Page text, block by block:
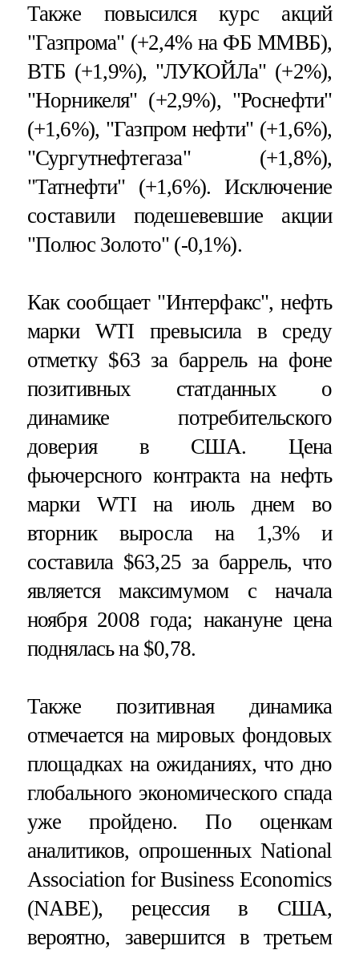
Также повысился курс акций
"Газпрома" (+2,4% на ФБ ММВБ),
ВТБ (+1,9%), "ЛУКОЙЛа" (+2%),
"Норникеля" (+2,9%), "Роснефти"
(+1,6%), "Газпром нефти" (+1,6%),
"Сургутнефтегаза" (+1,8%),
"Татнефти" (+1,6%). Исключение
составили подешевевшие акции
"Полюс Золото" (-0,1%).
Как сообщает "Интерфакс", нефть
марки WTI превысила в среду
отметку $63 за баррель на фоне
позитивных статданных о
динамике потребительского
доверия в США. Цена
фьючерсного контракта на нефть
марки WTI на июль днем во
вторник выросла на 1,3% и
составила $63,25 за баррель, что
является максимумом с начала
ноября 2008 года; накануне цена
поднялась на $0,78.
Также позитивная динамика
отмечается на мировых фондовых
площадках на ожиданиях, что дно
глобального экономического спада
уже пройдено. По оценкам
аналитиков, опрошенных National
Association for Business Economics
(NABE), рецессия в США,
вероятно, завершится в третьем